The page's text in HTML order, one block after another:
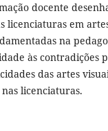
docente
licenciaturas em
na
às contradições
das artes
licenciaturas.